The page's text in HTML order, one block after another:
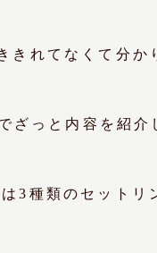
きれてなくて分か
ざっと内容を紹介
3種類のセットリ